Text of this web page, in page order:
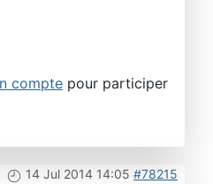
compte pour participer
14 Jul 2014 14:05 #78215